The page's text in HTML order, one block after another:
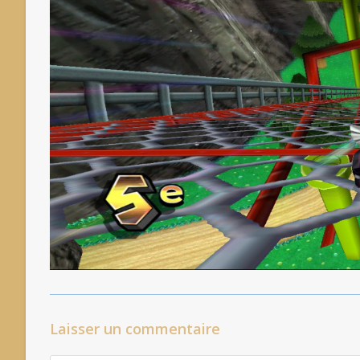
Laisser un commentaire